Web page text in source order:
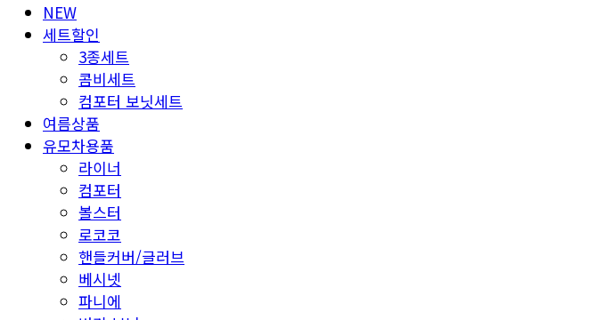
NEW
세트할인
3종세트
콤비세트
컴포터 보닛세트
여름상품
유모차용품
라이너
컴포터
볼스터
로코코
핸들커버/글러브
베시넷
파니에